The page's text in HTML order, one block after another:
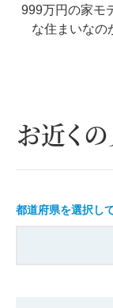
999万円の家モ
な住まいなの
お近く
都道府県を選択し